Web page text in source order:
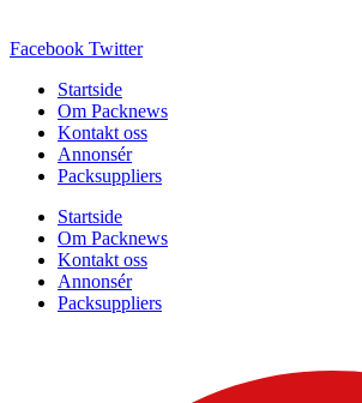
Facebook Twitter
Startside
Om Packnews
Kontakt oss
Annonsér
Packsuppliers
Startside
Om Packnews
Kontakt oss
Annonsér
Packsuppliers